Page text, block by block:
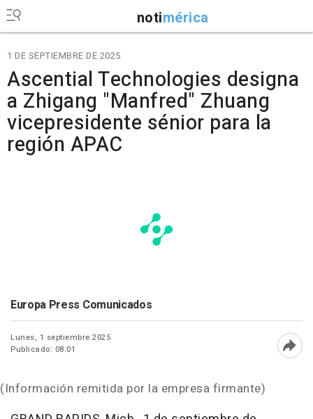
notimérica
1 DE SEPTIEMBRE DE 2025
Ascential Technologies designa
a Zhigang "Manfred" Zhuang
vicepresidente sénior para la
región APAC
Europa Press Comunicados
Lunes, 1 septiembre 2025
Publicado: 08:01
(Información remitida por la empresa firmante)